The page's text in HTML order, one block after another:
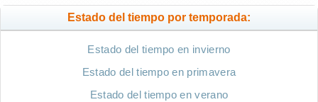
Estado del tiempo por temporada:
Estado del tiempo en invierno
Estado del tiempo en primavera
Estado del tiempo en verano